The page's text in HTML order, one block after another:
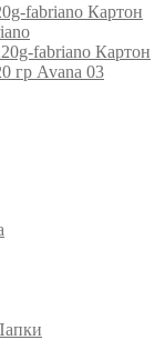
Картон
Картон
гр Avana 03